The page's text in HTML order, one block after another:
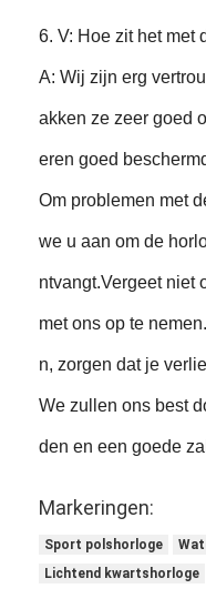
6. V: Hoe zit het met
A: Wij zijn erg
akken ze zeer goed
eren goed
Om problemen met
we u aan om de
ntvangt.Vergeet niet
met ons op te
n, zorgen dat je
We zullen ons best
den en een goede
Markeringen:
Sport polshorloge
Lichtend kwartshorloge